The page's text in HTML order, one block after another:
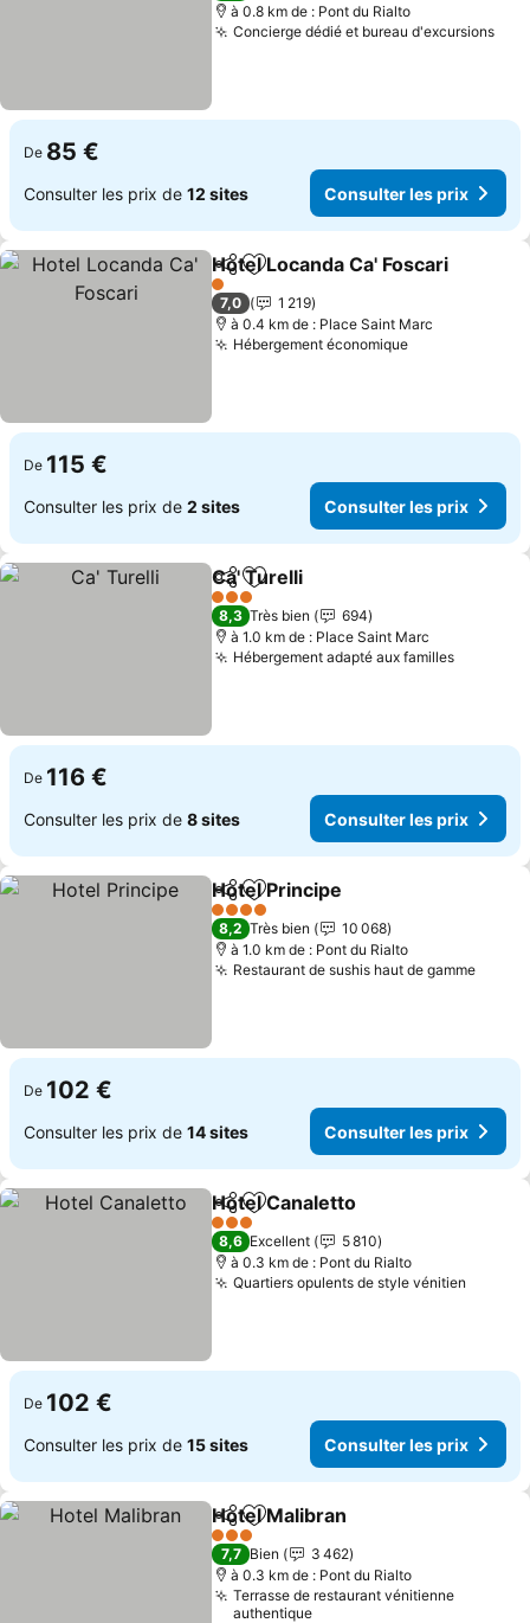
à 0.8 km de : Pont du Rialto
Concierge dédié et bureau d'excursions
De 85 €
Consulter les prix de 12 sites Consulter les prix
PartagerAjouter à mes favoris
Hotel Locanda Ca' Foscari
1 Étoiles
7,0
1 219
à 0.4 km de : Place Saint Marc
Hébergement économiqueConsulter
De 115 €
Consulter les prix de 2 sites Consulter les prix
PartagerAjouter à mes favoris
Ca' Turelli
3 Étoiles
8,3 Très bien
694
à 1.0 km de : Place Saint Marc
Hébergement adapté aux familles
De 116 €
Consulter les prix de 8 sites Consulter les prix
PartagerAjouter à mes favoris
Hotel Principe
4 Étoiles
8,2 Très bien
10 068
à 1.0 km de : Pont du Rialto
Restaurant de sushis haut de gamme
De 102 €
Consulter les prix de 14 sites Consulter les prix
PartagerAjouter à mes favoris
Hotel Canaletto
3 Étoiles
8,6 Excellent
5 810
à 0.3 km de : Pont du Rialto
Quartiers opulents de style vénitien
De 102 €
Consulter les prix de 15 sites Consulter les prix
PartagerAjouter à mes favoris
Hotel Malibran
3 Étoiles
7,7 Bien
3 462
à 0.3 km de : Pont du Rialto
Terrasse de restaurant vénitienne
authentique